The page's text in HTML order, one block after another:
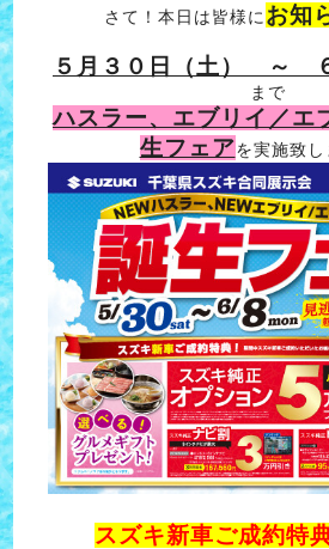
さて！本日は皆様に お知
５月３０日（土） ～ ６
まで
ハスラー、エブリイ／エ
生フェアを実施致し
スズキ新車ご成約特